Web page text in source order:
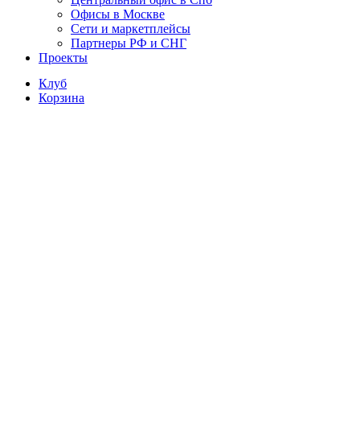
Офисы в Москве
Сети и маркетплейсы
Партнеры РФ и СНГ
Проекты
Клуб
Корзина